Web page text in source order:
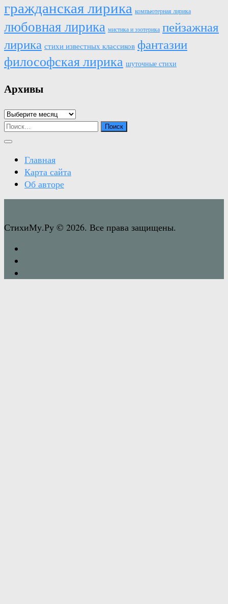
гражданская лирика компьютерная лирика
любовная лирика мистика и эзотерика пейзажная
лирика стихи известных классиков фантазии
философская лирика шуточные стихи
Архивы
Архивы
Найти:
Главная
Карта сайта
Об авторе
СтихиМу.Ру © 2026. Все права защищены.